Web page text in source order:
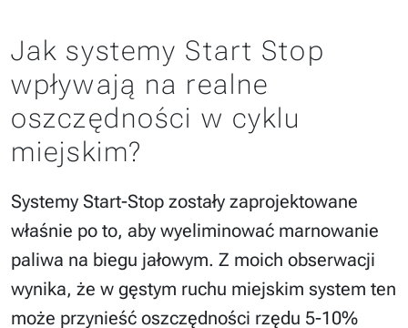
Jak systemy Start Stop
wpływają na realne
oszczędności w cyklu
miejskim?
Systemy Start-Stop zostały zaprojektowane
właśnie po to, aby wyeliminować marnowanie
paliwa na biegu jałowym. Z moich obserwacji
wynika, że w gęstym ruchu miejskim system ten
może przynieść oszczędności rzędu 5-10%